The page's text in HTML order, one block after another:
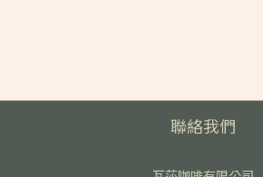
聯絡我們